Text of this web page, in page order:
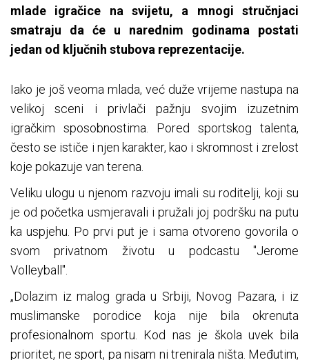
mlade igračice na svijetu, a mnogi stručnjaci
smatraju da će u narednim godinama postati
jedan od ključnih stubova reprezentacije.
Iako je još veoma mlada, već duže vrijeme nastupa na
velikoj sceni i privlači pažnju svojim izuzetnim
igračkim sposobnostima. Pored sportskog talenta,
često se ističe i njen karakter, kao i skromnost i zrelost
koje pokazuje van terena.
Veliku ulogu u njenom razvoju imali su roditelji, koji su
je od početka usmjeravali i pružali joj podršku na putu
ka uspjehu. Po prvi put je i sama otvoreno govorila o
svom privatnom životu u podcastu "Jerome
Volleyball".
„Dolazim iz malog grada u Srbiji, Novog Pazara, i iz
muslimanske porodice koja nije bila okrenuta
profesionalnom sportu. Kod nas je škola uvek bila
prioritet, ne sport, pa nisam ni trenirala ništa. Međutim,